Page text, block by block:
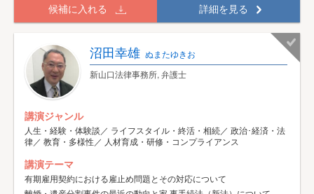
候補に入れる 詳細を見る
沼田幸雄 ぬまたゆきお
新山口法律事務所, 弁護士
講演ジャンル
人生・経験・体験談／ ライフスタイル・終活・相続／ 政治･経済・法
律／ 教育・多様性／ 人材育成・研修・コンプライアンス
講演テーマ
有期雇用契約における雇止め問題とその対応について